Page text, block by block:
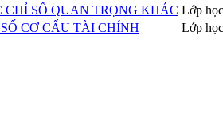
CHỈ SỐ QUAN TRỌNG KHÁC Lớp
SỐ CƠ CẤU TÀI CHÍNH
Lớp